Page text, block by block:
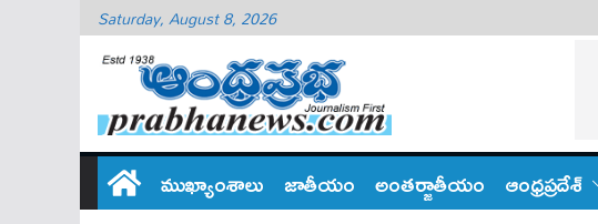
Saturday, August 8, 2026
ముఖ్యాంశాలు జాతీయం అంతర్జాతీయం ఆంధ్ర‌ప్ర‌దేశ్